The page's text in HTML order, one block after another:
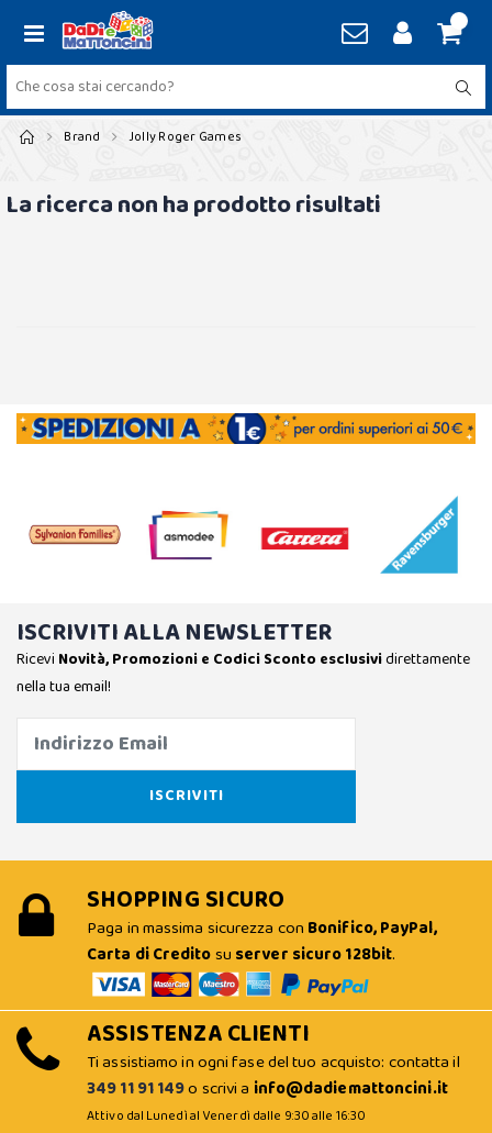
Brand Jolly Roger Games
La ricerca non ha prodotto risultati
ISCRIVITI ALLA NEWSLETTER
Ricevi Novità, Promozioni e Codici Sconto esclusividirettamente
nella tua email!
SHOPPING SICURO
Paga in massima sicurezza con Bonifico, PayPal,
Carta di Creditosu server sicuro 128bit.
ASSISTENZA CLIENTI
Ti assistiamo in ogni fase del tuo acquisto: contatta il
349 11 91 149o scrivi a info@dadiemattoncini.it
Attivo dal Lunedì al Venerdì dalle 9:30 alle 16:30